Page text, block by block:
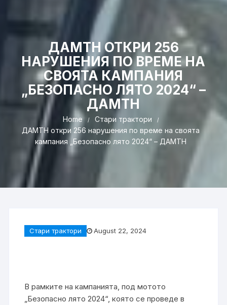
ДАМТН ОТКРИ 256
НАРУШЕНИЯ ПО ВРЕМЕ НА
СВОЯТА КАМПАНИЯ
„БЕЗОПАСНО ЛЯТО 2024“ –
ДАМТН
Home
Стари трактори
ДАМТН откри 256 нарушения по време на своята
кампания „Безопасно лято 2024“ – ДАМТН
Стари трактори August 22, 2024
В рамките на кампанията, под мотото
„Безопасно лято 2024“, която се проведе в